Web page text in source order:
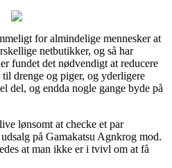
for almindelige mennesker at
netbutikker, og så har
fundet det nødvendigt at reducere
drenge og piger, og yderligere
del, og endda nogle gange byde på
lønsomt at checke et par
på Gamakatsu Agnkrog mod.
at man ikke er i tvivl om at få